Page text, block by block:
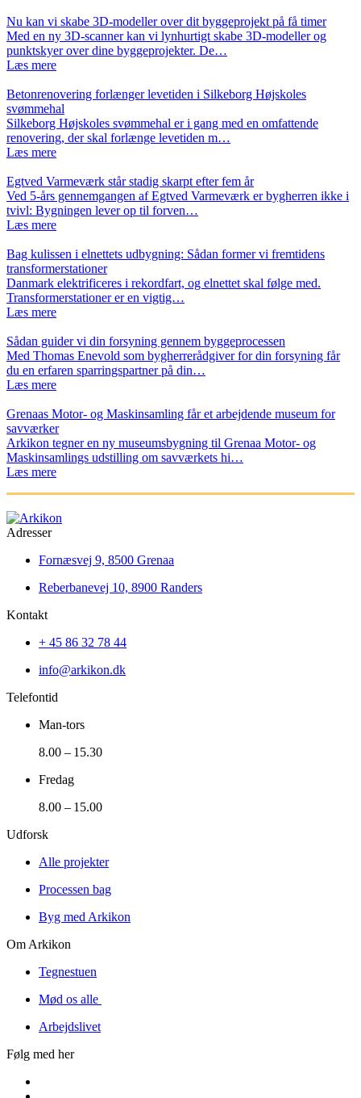
Nu kan vi skabe 3D-modeller over dit byggeprojekt på få timer
Med en ny 3D-scanner kan vi lynhurtigt skabe 3D-modeller og
punktskyer over dine byggeprojekter. De…
Læs mere
Betonrenovering forlænger levetiden i Silkeborg Højskoles
svømmehal
Silkeborg Højskoles svømmehal er i gang med en omfattende
renovering, der skal forlænge levetiden m…
Læs mere
Egtved Varmeværk står stadig skarpt efter fem år
Ved 5-års gennemgangen af Egtved Varmeværk er bygherren ikke i
tvivl: Bygningen lever op til forven…
Læs mere
Bag kulissen i elnettets udbygning: Sådan former vi fremtidens
transformerstationer
Danmark elektrificeres i rekordfart, og elnettet skal følge med.
Transformerstationer er en vigtig…
Læs mere
Sådan guider vi din forsyning gennem byggeprocessen
Med Thomas Enevold som bygherrerådgiver for din forsyning får
du en erfaren sparringspartner på din…
Læs mere
Grenaas Motor- og Maskinsamling får et arbejdende museum for
savværker
Arkikon tegner en ny museumsbygning til Grenaa Motor- og
Maskinsamlings udstilling om savværkets hi…
Læs mere
Adresser
Fornæsvej 9, 8500 Grenaa
Reberbanevej 10, 8900 Randers
Kontakt
+ 45 86 32 78 44
info@arkikon.dk
Telefontid
Man-tors
8.00 – 15.30
Fredag
8.00 – 15.00
Udforsk
Alle projekter
Processen bag
Byg med Arkikon
Om Arkikon
Tegnestuen
Mød os alle
Arbejdslivet
Følg med her